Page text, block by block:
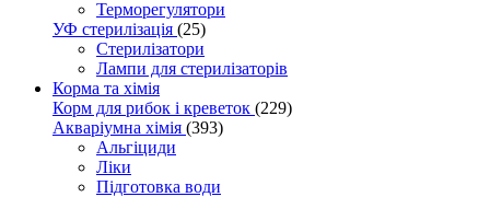
Терморегулятори
УФ стерилізація (25)
Стерилізатори
Лампи для стерилізаторів
Корма та хімія
Корм для рибок і креветок (229)
Акваріумна хімія (393)
Альгіциди
Ліки
Підготовка води